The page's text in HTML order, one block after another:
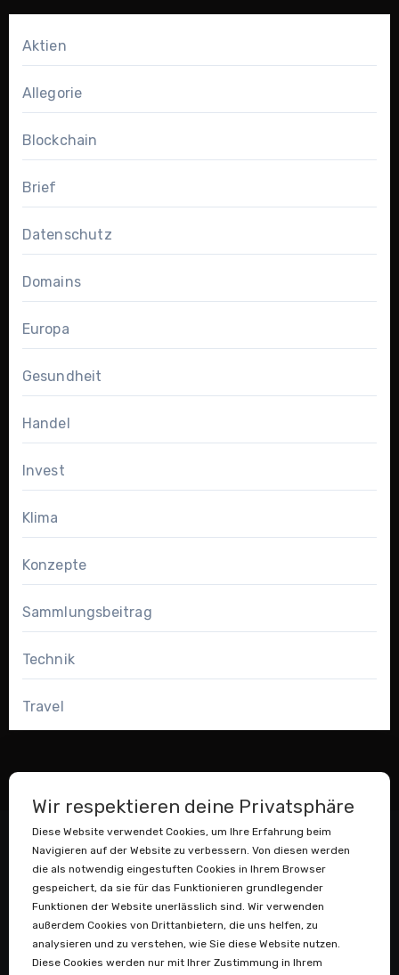
Aktien
Allegorie
Blockchain
Brief
Datenschutz
Domains
Europa
Gesundheit
Handel
Invest
Klima
Konzepte
Sammlungsbeitrag
Technik
Travel
Datenstaubsauger
Wir respektieren deine Privatsphäre
Diese Website verwendet Cookies, um Ihre Erfahrung beim
Navigieren auf der Website zu verbessern. Von diesen werden
die als notwendig eingestuften Cookies in Ihrem Browser
gespeichert, da sie für das Funktionieren grundlegender
Funktionen der Website unerlässlich sind. Wir verwenden
außerdem Cookies von Drittanbietern, die uns helfen, zu
analysieren und zu verstehen, wie Sie diese Website nutzen.
Diese Cookies werden nur mit Ihrer Zustimmung in Ihrem